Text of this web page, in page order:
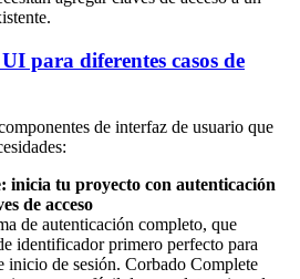
para diferentes casos de
de interfaz de usuario que
inicia tu proyecto con autenticación
de acceso
de autenticación completo, que
identificador primero perfecto para
inicio de sesión. Corbado Complete